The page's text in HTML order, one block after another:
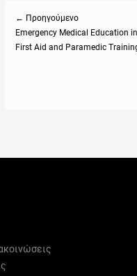
← Προηγούμενο
Previous
post:
Emergency Medical Education
First Aid and Paramedic